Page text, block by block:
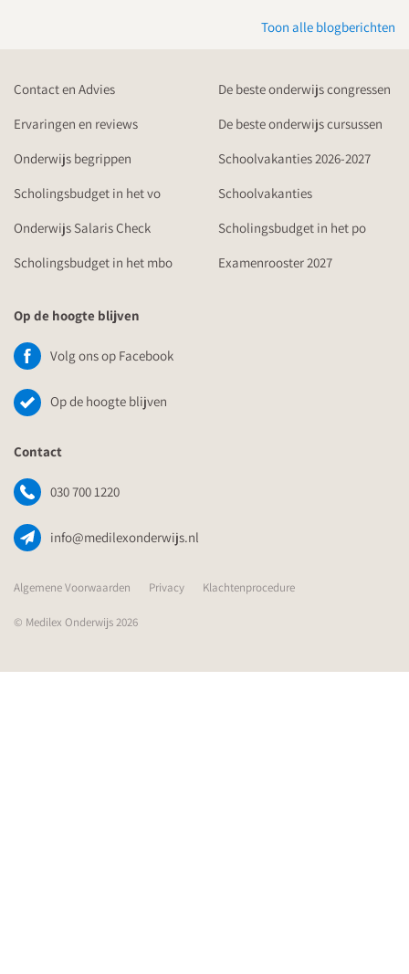
Toon alle blogberichten
Contact en Advies
De beste onderwijs congressen
Ervaringen en reviews
De beste onderwijs cursussen
Onderwijs begrippen
Schoolvakanties 2026-2027
Scholingsbudget in het vo
Schoolvakanties
Onderwijs Salaris Check
Scholingsbudget in het po
Scholingsbudget in het mbo
Examenrooster 2027
Op de hoogte blijven
Volg ons op Facebook
Op de hoogte blijven
Contact
030 700 1220
info@medilexonderwijs.nl
Algemene Voorwaarden Privacy Klachtenprocedure
© Medilex Onderwijs 2026